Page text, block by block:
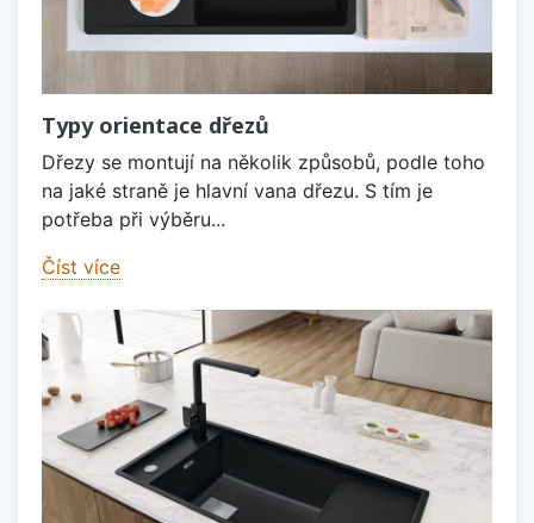
Typy orientace dřezů
Dřezy se montují na několik způsobů, podle toho
na jaké straně je hlavní vana dřezu. S tím je
potřeba při výběru...
Číst více